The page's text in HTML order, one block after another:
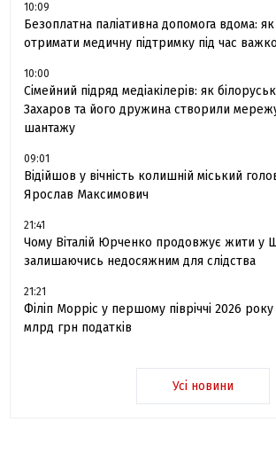
10:09
Безоплатна паліативна допомога вдома:
отримати медичну підтримку під час
10:00
Сімейний підряд медіакілерів: як
Захаров та його дружина створили
шантажу
09:01
Відійшов у вічність колишній міський
Ярослав Максимович
21:41
Чому Віталій Юрченко продовжує жити у
залишаючись недосяжним для слідства
21:21
Філіп Морріс у першому півріччі 2026
млрд грн податків
Усі новини